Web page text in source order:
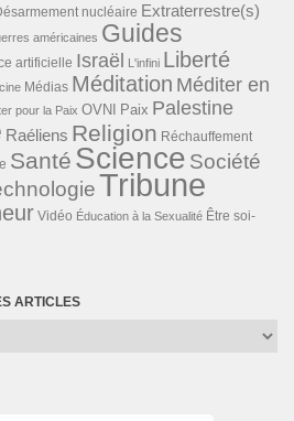
nucléaire Extraterrestre(s)
américaines Guides
artificielle Israël L'infini Liberté
Médias Méditation Méditer en
pour la Paix OVNI Paix Palestine
Raéliens Religion Réchauffement
Santé Science Société
Tribune
Vidéo Éducation à la Sexualité Être soi-
ARTICLES